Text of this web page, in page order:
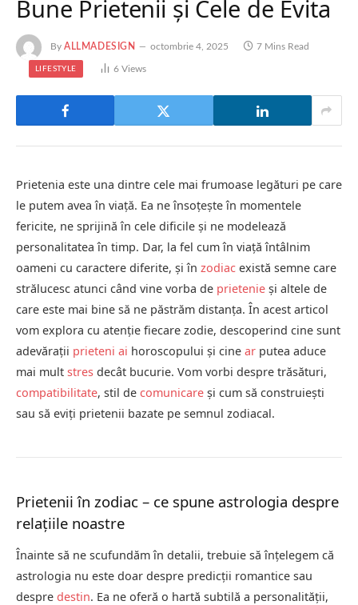
Bune Prietenii și Cele de Evita
By ALLMADESIGN octombrie 4, 2025 7 Mins Read
LIFESTYLE 6 Views
Prietenia este una dintre cele mai frumoase legături pe care
le putem avea în viață. Ea ne însoțește în momentele
fericite, ne sprijină în cele dificile și ne modelează
personalitatea în timp. Dar, la fel cum în viață întâlnim
oameni cu caractere diferite, și în zodiac există semne care
strălucesc atunci când vine vorba de prietenie și altele de
care este mai bine să ne păstrăm distanța. În acest articol
vom explora cu atenție fiecare zodie, descoperind cine sunt
adevărații prieteni ai horoscopului și cine ar putea aduce
mai mult stres decât bucurie. Vom vorbi despre trăsături,
compatibilitate, stil de comunicare și cum să construiești
sau să eviți prietenii bazate pe semnul zodiacal.
Prietenii în zodiac – ce spune astrologia despre
relațiile noastre
Înainte să ne scufundăm în detalii, trebuie să înțelegem că
astrologia nu este doar despre predicții romantice sau
despre destin. Ea ne oferă o hartă subtilă a personalității,